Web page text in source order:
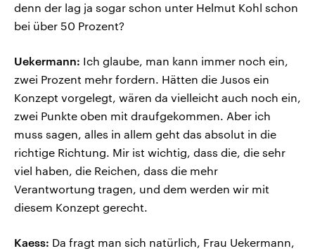
denn der lag ja sogar schon unter Helmut Kohl schon
bei über 50 Prozent?
Uekermann: Ich glaube, man kann immer noch ein,
zwei Prozent mehr fordern. Hätten die Jusos ein
Konzept vorgelegt, wären da vielleicht auch noch ein,
zwei Punkte oben mit draufgekommen. Aber ich
muss sagen, alles in allem geht das absolut in die
richtige Richtung. Mir ist wichtig, dass die, die sehr
viel haben, die Reichen, dass die mehr
Verantwortung tragen, und dem werden wir mit
diesem Konzept gerecht.
Kaess: Da fragt man sich natürlich, Frau Uekermann,